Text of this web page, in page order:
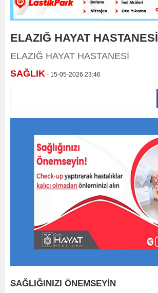
ELAZIĞ HAYAT HASTANESİ
ELAZIĞ HAYAT HASTANESİ
SAĞLIK - 15-05-2026 23:46
SAĞLIĞINIZI ÖNEMSEYİN